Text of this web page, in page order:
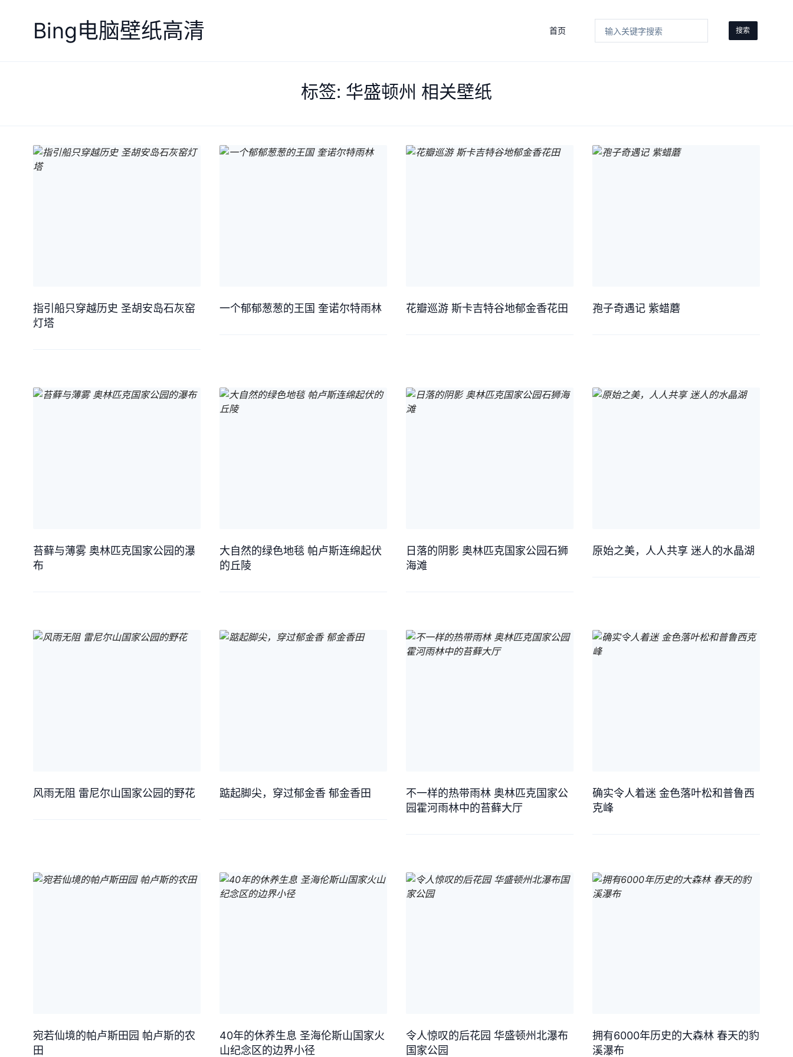
Bing电脑壁纸高清 首页 搜索
Search
标签: 华盛顿州 相关壁纸
指引船只穿越历史 圣胡安岛石灰窑
灯塔
一个郁郁葱葱的王国 奎诺尔特雨林 花瓣巡游 斯卡吉特谷地郁金香花田 孢子奇遇记 紫蜡蘑
苔藓与薄雾 奥林匹克国家公园的瀑
布
大自然的绿色地毯 帕卢斯连绵起伏
的丘陵
日落的阴影 奥林匹克国家公园石狮
海滩
原始之美，人人共享 迷人的水晶湖
风雨无阻 雷尼尔山国家公园的野花 踮起脚尖，穿过郁金香 郁金香田
不一样的热带雨林 奥林匹克国家公
园霍河雨林中的苔藓大厅
确实令人着迷 金色落叶松和普鲁西
克峰
宛若仙境的帕卢斯田园 帕卢斯的农
田
40年的休养生息 圣海伦斯山国家火
山纪念区的边界小径
令人惊叹的后花园 华盛顿州北瀑布
国家公园
拥有6000年历史的大森林 春天的豹
溪瀑布